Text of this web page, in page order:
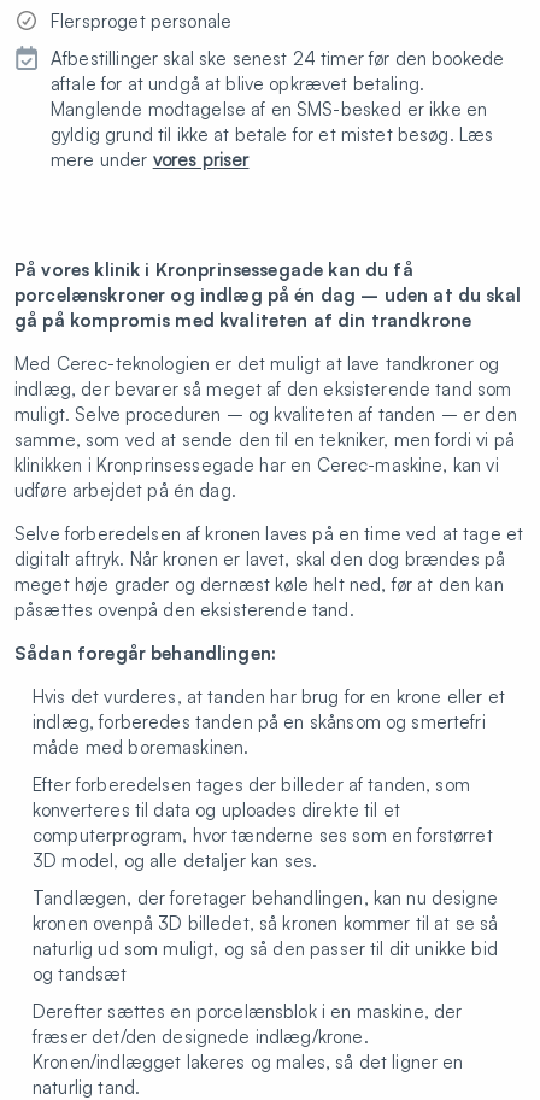
Flersproget personale
Afbestillinger skal ske senest 24 timer før den bookede
aftale for at undgå at blive opkrævet betaling.
Manglende modtagelse af en SMS-besked er ikke en
gyldig grund til ikke at betale for et mistet besøg. Læs
mere under vores priser
På vores klinik i Kronprinsessegade kan du få
porcelænskroner og indlæg på én dag – uden at du skal
gå på kompromis med kvaliteten af din trandkrone
Med Cerec-teknologien er det muligt at lave tandkroner og
indlæg, der bevarer så meget af den eksisterende tand som
muligt. Selve proceduren – og kvaliteten af tanden – er den
samme, som ved at sende den til en tekniker, men fordi vi på
klinikken i Kronprinsessegade har en Cerec-maskine, kan vi
udføre arbejdet på én dag.
Selve forberedelsen af kronen laves på en time ved at tage et
digitalt aftryk. Når kronen er lavet, skal den dog brændes på
meget høje grader og dernæst køle helt ned, før at den kan
påsættes ovenpå den eksisterende tand.
Sådan foregår behandlingen:
Hvis det vurderes, at tanden har brug for en krone eller et
indlæg, forberedes tanden på en skånsom og smertefri
måde med boremaskinen.
Efter forberedelsen tages der billeder af tanden, som
konverteres til data og uploades direkte til et
computerprogram, hvor tænderne ses som en forstørret
3D model, og alle detaljer kan ses.
Tandlægen, der foretager behandlingen, kan nu designe
kronen ovenpå 3D billedet, så kronen kommer til at se så
naturlig ud som muligt, og så den passer til dit unikke bid
og tandsæt
Derefter sættes en porcelænsblok i en maskine, der
fræser det/den designede indlæg/krone.
Kronen/indlægget lakeres og males, så det ligner en
naturlig tand.